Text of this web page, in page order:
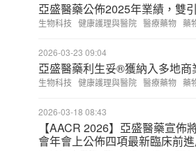
亞盛醫藥公佈2025年業績，雙
生物科技 健康護理與醫院 醫療藥物 藥
2026-03-23 09:04
亞盛醫藥利生妥®獲納入多地商
生物科技 健康護理與醫院 醫療藥物 藥
2026-03-18 08:43
【AACR 2026】亞盛醫藥宣
會年會上公佈四項最新臨床前